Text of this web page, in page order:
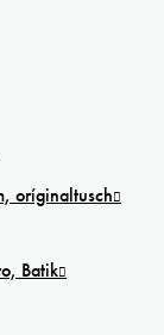
oríginaltusch
Batik